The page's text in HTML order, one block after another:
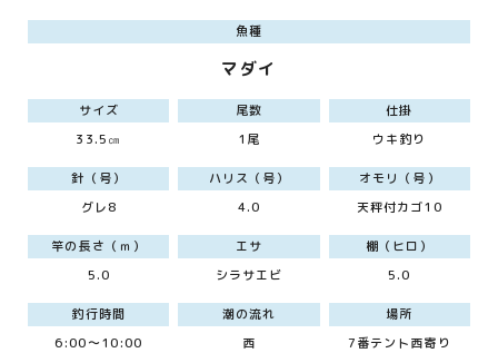
魚種
マダイ
サイズ
33.5㎝
尾数
1尾
仕掛
ウキ釣り
針（号）
グレ8
ハリス（号）
4.0
オモリ（号）
天秤付カゴ10
竿の長さ（ｍ）
5.0
エサ
シラサエビ
棚（ヒロ）
5.0
釣行時間
6:00～10:00
潮の流れ
西
場所
7番テント西寄り